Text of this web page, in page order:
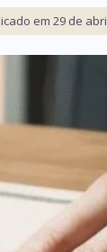
em 29 de